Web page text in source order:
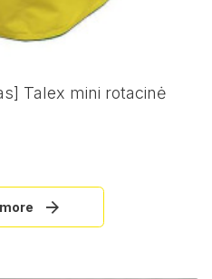
Talex mini rotacinė